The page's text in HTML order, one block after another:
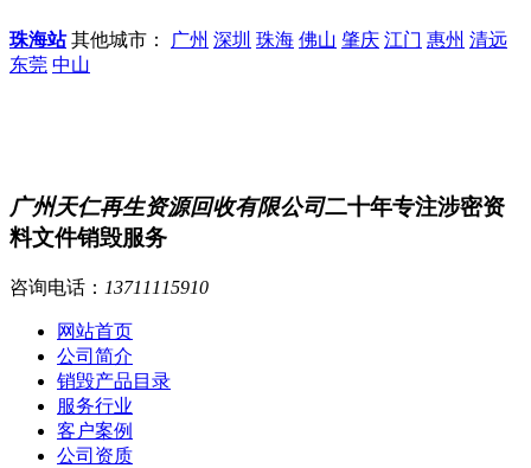
珠海站其他城市： 广州 深圳 珠海 佛山 肇庆 江门 惠州 清远
东莞 中山
广州天仁再生资源回收有限公司二十年专注涉密资
料文件销毁服务
咨询电话： 13711115910
网站首页
公司简介
销毁产品目录
服务行业
客户案例
公司资质